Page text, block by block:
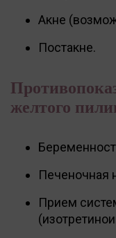
Акне
Постакне.
желтого
Печеночная
Прием